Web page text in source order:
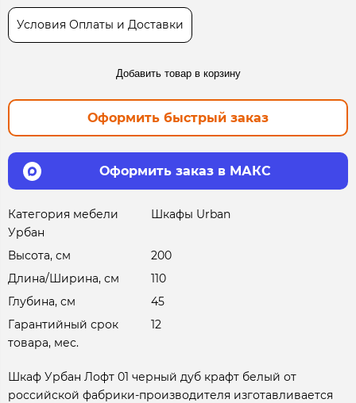
Условия Оплаты и Доставки
Добавить товар в корзину
Оформить быстрый заказ
Оформить заказ в МАКС
Категория мебели
Урбан
Шкафы Urban
Высота, см
200
Длина/Ширина, см
110
Глубина, см
45
Гарантийный срок
товара, мес.
12
Шкаф Урбан Лофт 01 черный дуб крафт белый от
российской фабрики-производителя изготавливается